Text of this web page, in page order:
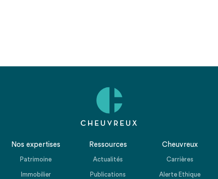
Nos expertises
Patrimoine
Immobilier
Ressources
Actualités
Publications
Cheuvreux
Carrières
Alerte Ethique